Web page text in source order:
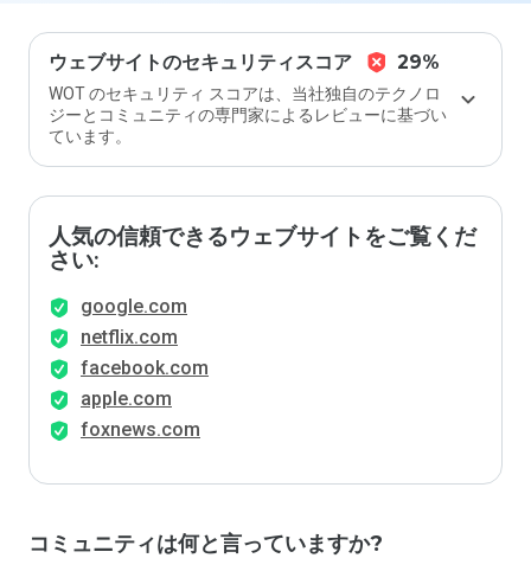
ウェブサイトのセキュリティスコア 29%
WOT のセキュリティ スコアは、当社独自のテクノロ
ジーとコミュニティの専門家によるレビューに基づい
ています。
人気の信頼できるウェブサイトをご覧くだ
さい:
google.com
netflix.com
facebook.com
apple.com
foxnews.com
コミュニティは何と言っていますか?
ます
か？